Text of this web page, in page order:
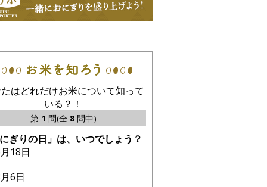
はどれだけお米について知って
いる？！
第 1 問(全 8問中)
ぎりの日」は、いつでしょう？
18日
6日